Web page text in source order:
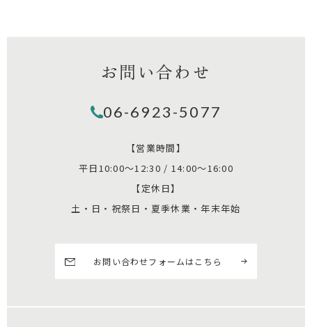
お問い合わせ
06-6923-5077
【営業時間】
平日10:00～12:30 / 14:00～16:00
【定休日】
土・日・祝祭日・夏季休業・年末年始
お問い合わせフォームはこちら